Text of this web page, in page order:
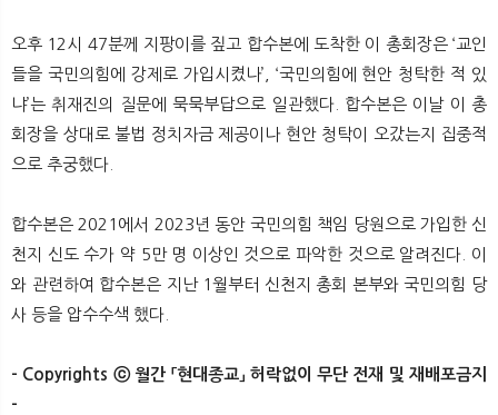
오후 12시 47분께 지팡이를 짚고 합수본에 도착한 이 총회장은 ‘교인
들을 국민의힘에 강제로 가입시켰나’, ‘국민의힘에 현안 청탁한 적 있
냐’는 취재진의 질문에 묵묵부답으로 일관했다. 합수본은 이날 이 총
회장을 상대로 불법 정치자금 제공이나 현안 청탁이 오갔는지 집중적
으로 추궁했다.
합수본은 2021에서 2023년 동안 국민의힘 책임 당원으로 가입한 신
천지 신도 수가 약 5만 명 이상인 것으로 파악한 것으로 알려진다. 이
와 관련하여 합수본은 지난 1월부터 신천지 총회 본부와 국민의힘 당
사 등을 압수수색 했다. ​
- Copyrights ⓒ 월간 「현대종교」 허락없이 무단 전재 및 재배포금지
-​ ​